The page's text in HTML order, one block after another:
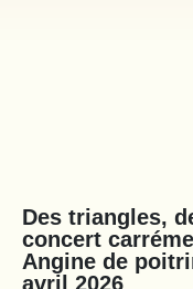
Des triangles,
concert
Angine de
avril 2026